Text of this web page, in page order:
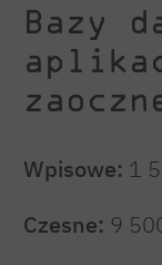
Bazy
Wpisowe: 1
Czesne: 9